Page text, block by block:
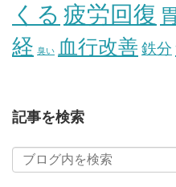
くる 疲労回復
経 臭い 血行改善 鉄分
記事を検索